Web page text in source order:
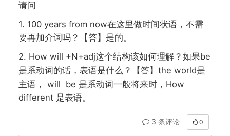
请问
1. 100 years from now在这里做时间状语，不需
要再加介词吗？【答】是的。
2. How will +N+adj这个结构该如何理解？如果be
是系动词的话，表语是什么？【答】 the world是
主语， will be 是系动词一般将来时， How
different 是表语。
3 条评论 0